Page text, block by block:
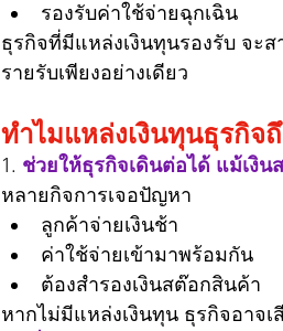
รองรับค่าใช้จ่ายฉุกเฉิน
ธุรกิจที่มีแหล่งเงินทุนรองรับ จะ
รายรับเพียงอย่างเดียว
ทำไมแหล่งเงินทุนธุรกิจ
1. ช่วยให้ธุรกิจเดินต่อได้ แม้เงิน
หลายกิจการเจอปัญหา
ลูกค้าจ่ายเงินช้า
ค่าใช้จ่ายเข้ามาพร้อมกัน
ต้องสำรองเงินสต๊อกสินค้า
หากไม่มีแหล่งเงินทุน ธุรกิจอาจ